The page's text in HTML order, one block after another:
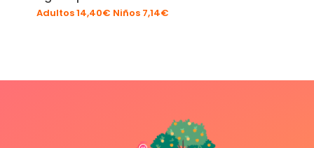
Adultos 14,40€ Niños 7,14€